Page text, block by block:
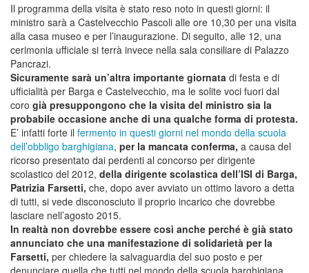
Il programma della visita è stato reso noto in questi giorni: il
ministro sarà a Castelvecchio Pascoli alle ore 10,30 per una visita
alla casa museo e per l’inaugurazione. Di seguito, alle 12, una
cerimonia ufficiale si terrà invece nella sala consiliare di Palazzo
Pancrazi.
Sicuramente sarà un’altra importante giornata di festa e di
ufficialità per Barga e Castelvecchio, ma le solite voci fuori dal
coro già presuppongono che la visita del ministro sia la
probabile occasione anche di una qualche forma di protesta.
E’ infatti forte il fermento in questi giorni nel mondo della scuola
dell’obbligo barghigiana, per la mancata conferma, a causa del
ricorso presentato dai perdenti al concorso per dirigente
scolastico del 2012, della dirigente scolastica dell’ISI di Barga,
Patrizia Farsetti, che, dopo aver avviato un ottimo lavoro a detta
di tutti, si vede disconosciuto il proprio incarico che dovrebbe
lasciare nell’agosto 2015.
In realtà non dovrebbe essere così anche perché è già stato
annunciato che una manifestazione di solidarietà per la
Farsetti, per chiedere la salvaguardia del suo posto e per
denunciare quella che tutti nel mondo della scuola barghigiana